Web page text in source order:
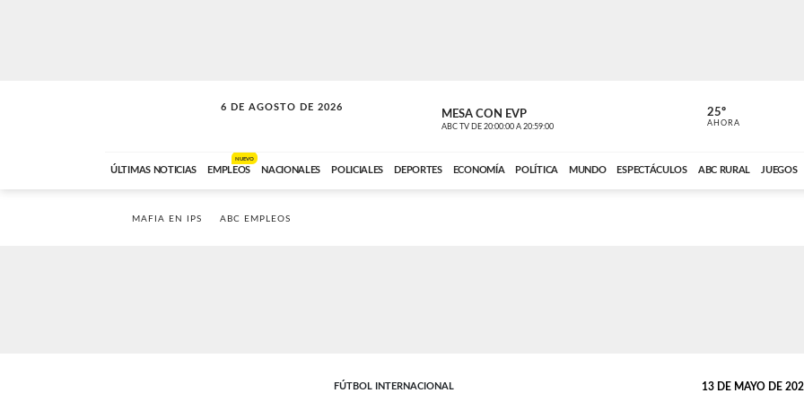
6 DE AGOSTO DE 2026
SOLO MÚSICA MESA CON EVP
ABC TV DE 20:00:00 A 20:59:00 ABC CARDINAL
25º
AHORA
ÚLTIMAS NOTICIAS EMPLEOS
NUEVO
NACIONALES POLICIALES DEPORTES ECONOMÍA POLÍTICA MUNDO ESPECTÁCULOS ABC RURAL JUEGOS
MAFIA EN IPS ABC EMPLEOS
FÚTBOL INTERNACIONAL 13 DE MAYO DE